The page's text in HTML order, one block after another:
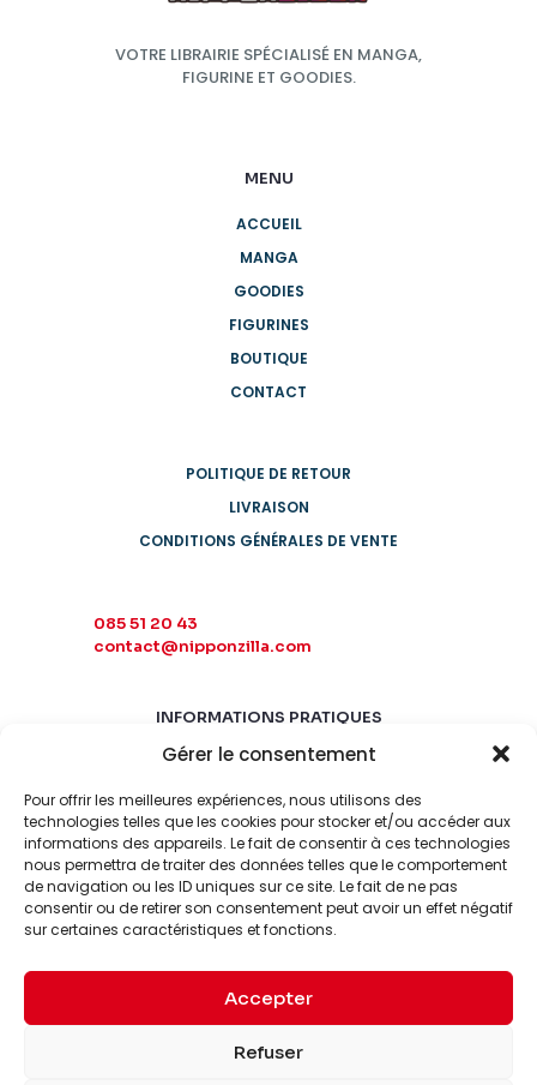
Gérer le consentement
Pour offrir les meilleures expériences, nous utilisons des
technologies telles que les cookies pour stocker et/ou accéder aux
informations des appareils. Le fait de consentir à ces technologies
nous permettra de traiter des données telles que le comportement
de navigation ou les ID uniques sur ce site. Le fait de ne pas
consentir ou de retirer son consentement peut avoir un effet négatif
sur certaines caractéristiques et fonctions.
Accepter
Refuser
VOTRE LIBRAIRIE SPÉCIALISÉ EN MANGA,
FIGURINE ET GOODIES.
MENU
ACCUEIL
MANGA
GOODIES
FIGURINES
BOUTIQUE
CONTACT
POLITIQUE DE RETOUR
LIVRAISON
CONDITIONS GÉNÉRALES DE VENTE
085 51 20 43
contact@nipponzilla.com
INFORMATIONS PRATIQUES
MARDI-SAMEDI
LUNDI-DIMANCHE
FERMÉ
© 2026 Nipponzilla. Tous
Mentions